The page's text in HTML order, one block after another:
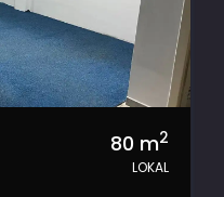
80 m2
LOKAL